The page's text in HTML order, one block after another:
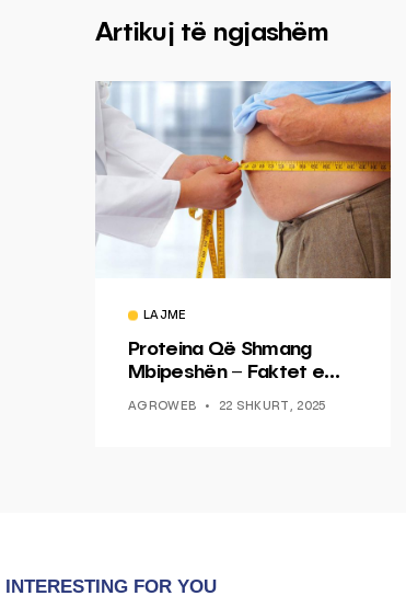
Artikuj të ngjashëm
LAJME
Proteina Që Shmang
Mbipeshën – Faktet e
AGROWEB 22 SHKURT, 2025